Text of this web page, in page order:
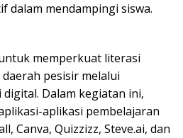
mendampingi siswa.
memperkuat literasi
pesisir melalui
Dalam kegiatan ini,
aplikasi pembelajaran
Canva, Quizzizz, Steve.ai, dan